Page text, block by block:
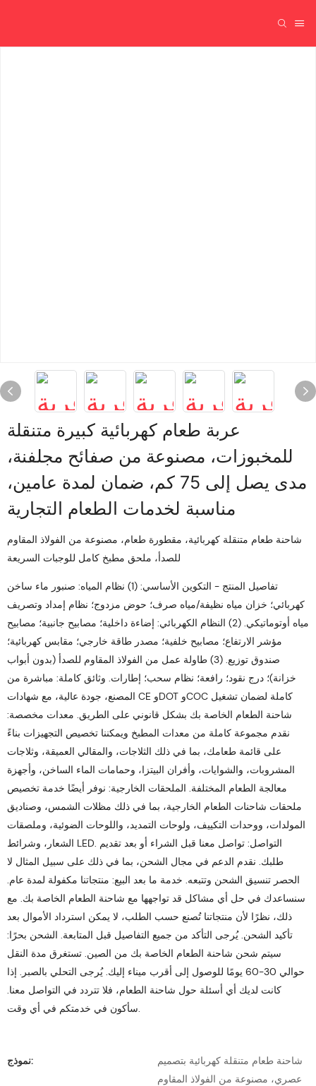
عربة طعام كهربائية كبيرة متنقلة
للمخبوزات، مصنوعة من صفائح مجلفنة،
مدى يصل إلى 75 كم، ضمان لمدة عامين،
مناسبة لخدمات الطعام التجارية
شاحنة طعام متنقلة كهربائية، مقطورة طعام، مصنوعة من الفولاذ المقاوم
للصدأ، ملحق مطبخ كامل للوجبات السريعة
تفاصيل المنتج - التكوين الأساسي: (1) نظام المياه: صنبور ماء ساخن
كهربائي؛ خزان مياه نظيفة/مياه صرف؛ حوض مزدوج؛ نظام إمداد وتصريف
مياه أوتوماتيكي. (2) النظام الكهربائي: إضاءة داخلية؛ مصابيح جانبية؛ مصابيح
مؤشر الارتفاع؛ مصابيح خلفية؛ مصدر طاقة خارجي؛ مقابس كهربائية؛
صندوق توزيع. (3) طاولة عمل من الفولاذ المقاوم للصدأ (بدون أبواب
خزانة)؛ درج نقود؛ رافعة؛ نظام سحب؛ إطارات. وثائق كاملة: مباشرة من
المصنع، جودة عالية، مع شهادات CE وDOT وCOC كاملة لضمان تشغيل
شاحنة الطعام الخاصة بك بشكل قانوني على الطريق. معدات مخصصة:
نقدم مجموعة كاملة من معدات المطبخ ويمكننا تخصيص التجهيزات بناءً
على قائمة طعامك، بما في ذلك الثلاجات، والمقالي العميقة، وثلاجات
المشروبات، والشوايات، وأفران البيتزا، وحمامات الماء الساخن، وأجهزة
معالجة الطعام المختلفة. الملحقات الخارجية: نوفر أيضًا خدمة تخصيص
ملحقات شاحنات الطعام الخارجية، بما في ذلك مظلات الشمس، وصناديق
المولدات، ووحدات التكييف، ولوحات التمديد، واللوحات الضوئية، وملصقات
الشعار، وشرائط LED. التواصل: تواصل معنا قبل الشراء أو بعد تقديم
طلبك. نقدم الدعم في مجال الشحن، بما في ذلك على سبيل المثال لا
الحصر تنسيق الشحن وتتبعه. خدمة ما بعد البيع: منتجاتنا مكفولة لمدة عام.
سنساعدك في حل أي مشاكل قد تواجهها مع شاحنة الطعام الخاصة بك. مع
ذلك، نظرًا لأن منتجاتنا تُصنع حسب الطلب، لا يمكن استرداد الأموال بعد
تأكيد الشحن. يُرجى التأكد من جميع التفاصيل قبل المتابعة. الشحن بحرًا:
سيتم شحن شاحنة الطعام الخاصة بك من الصين. تستغرق مدة النقل
حوالي 30-60 يومًا للوصول إلى أقرب ميناء إليك. يُرجى التحلي بالصبر. إذا
كانت لديك أي أسئلة حول شاحنة الطعام، فلا تتردد في التواصل معنا.
سأكون في خدمتكم في أي وقت.
نموذج:
شاحنة طعام متنقلة كهربائية بتصميم
عصري، مصنوعة من الفولاذ المقاوم